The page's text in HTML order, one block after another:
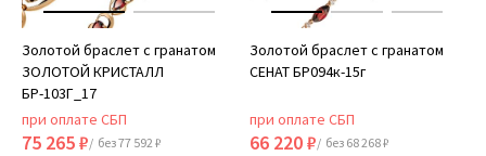
Золотой браслет с гранатом
ЗОЛОТОЙ КРИСТАЛЛ
БР-103Г_17
при оплате СБП
75 265 ₽/ без 77 592 ₽
Золотой браслет с гранатом
СЕНАТ БР094к-15г
при оплате СБП
66 220 ₽/ без 68 268 ₽